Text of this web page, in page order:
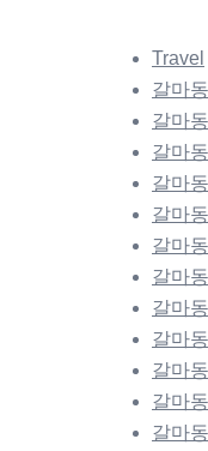
Travel
갈마
갈마
갈마
갈마
갈마
갈마
갈마
갈마
갈마
갈마
갈마
갈마